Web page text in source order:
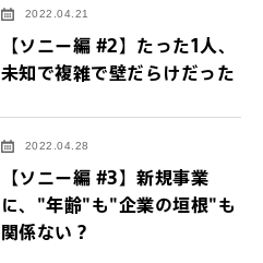
2022.04.21
【ソニー編 #2】たった1人、
未知で複雑で壁だらけだった
2022.04.28
【ソニー編 #3】新規事業
に、"年齢"も"企業の垣根"も
関係ない？